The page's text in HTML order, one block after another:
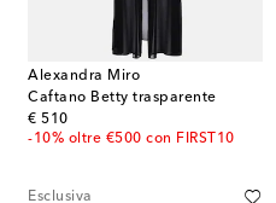
Alexandra Miro
Caftano Betty trasparente
€ 510
original price
-10% oltre €500 con FIRST10
Esclusiva